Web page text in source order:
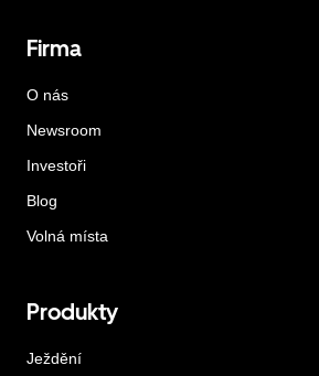
Firma
O nás
Newsroom
Investoři
Blog
Volná místa
Produkty
Ježdění